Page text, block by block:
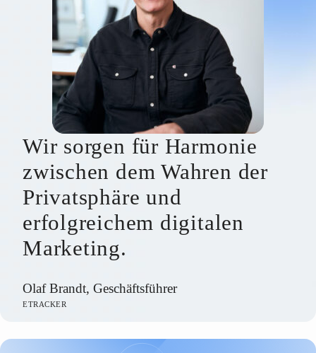
Wir sorgen für Harmonie
zwischen dem Wahren der
Privatsphäre und
erfolgreichem digitalen
Marketing.
Olaf Brandt, Geschäftsführer
ETRACKER